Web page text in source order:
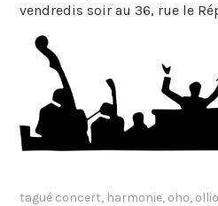
vendredis soir au 36, rue le
tagué concert, harmonie, oho,